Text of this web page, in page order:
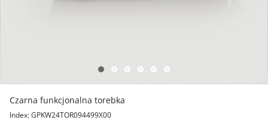
Czarna funkcjonalna torebka
Index: GPKW24TOR094499X00